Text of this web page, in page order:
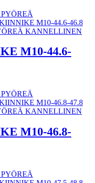
KANNELLINEN
M10-44.6-
KANNELLINEN
M10-46.8-